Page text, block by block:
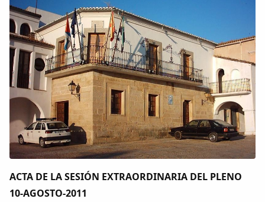
El Tiempo
Actualidad
Comunidad
Colaboradores
AlkoTV
Biblioteca
ACTA DE LA SESIÓN EXTRAORDINARIA DEL PLENO
10-AGOSTO-2011